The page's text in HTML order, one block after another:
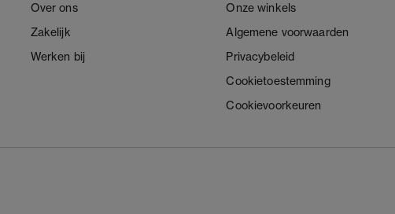
Over ons
Zakelijk
Werken bij
Onze winkels
Algemene voorwaarden
Privacybeleid
Cookietoestemming
Cookievoorkeuren